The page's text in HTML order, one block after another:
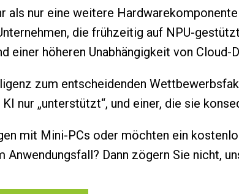
als nur eine weitere
die frühzeitig auf NPU-
einer höheren Unabhängigkeit von Cloud-
zum entscheidenden
nur „unterstützt“, und einer, die sie
mit Mini-PCs oder möchten ein
Anwendungsfall? Dann zögern Sie nicht,